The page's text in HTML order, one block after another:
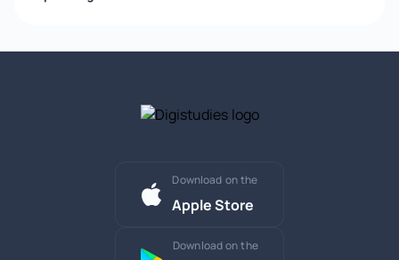
Download on the
Apple Store
Download on the